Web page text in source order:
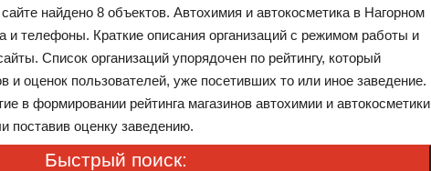
найдено 8 объектов. Автохимия и автокосметика в Нагорном
и телефоны. Краткие описания организаций с режимом работы и
Список организаций упорядочен по рейтингу, который
и оценок пользователей, уже посетивших то или иное заведение.
в формировании рейтинга магазинов автохимии и автокосметики
поставив оценку заведению.
Быстрый поиск: